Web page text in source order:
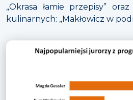
„Okrasa łamie przepisy”
kulinarnych: „Makłowicz w